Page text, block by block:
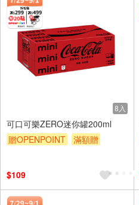
8入
可口可樂ZERO迷你罐200ml
贈OPENPOINT
滿額贈
$109